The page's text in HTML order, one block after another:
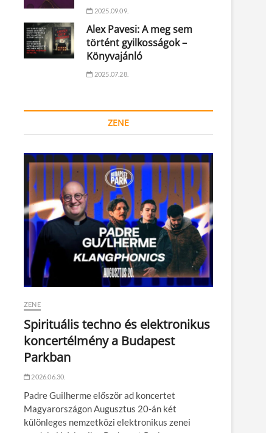
2025.09.09.
Alex Pavesi: A meg sem
történt gyilkosságok –
Könyvajánló
2025.07.28.
ZENE
ZENE
Spirituális techno és elektronikus
koncertélmény a Budapest
Parkban
2026.06.30.
Padre Guilherme először ad koncertet
Magyarországon Augusztus 20-án két
különleges nemzetközi elektronikus zenei